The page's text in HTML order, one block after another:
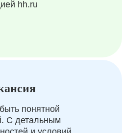
hh.ru
понятной
С детальным